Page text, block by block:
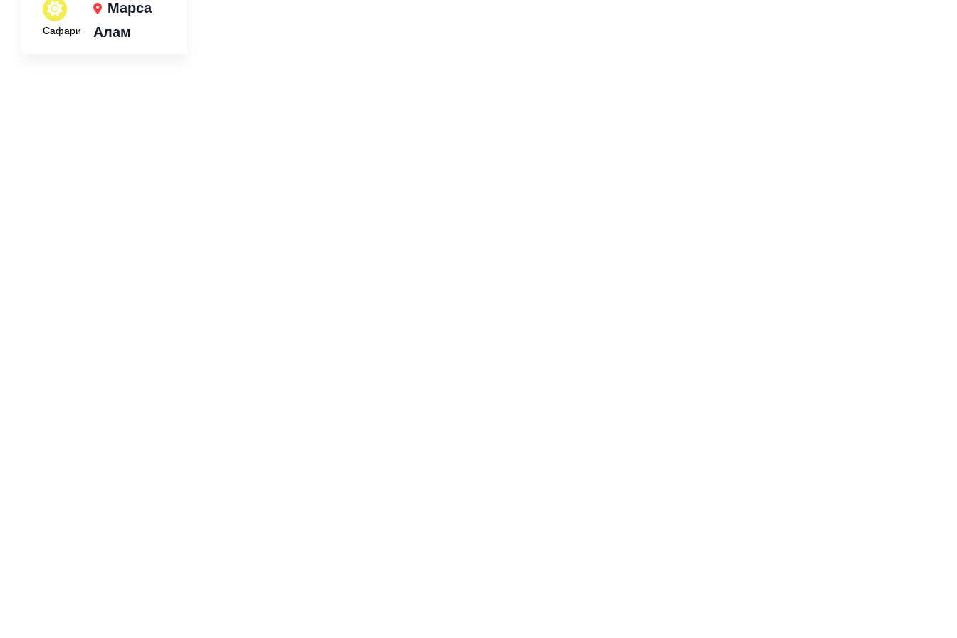
Сафари
Марса
Алам